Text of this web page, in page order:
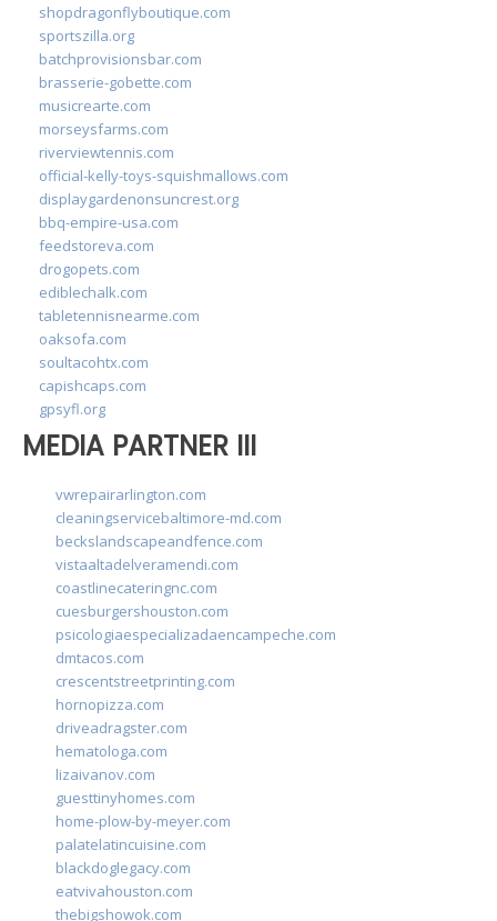
shopdragonflyboutique.com
sportszilla.org
batchprovisionsbar.com
brasserie-gobette.com
musicrearte.com
morseysfarms.com
riverviewtennis.com
official-kelly-toys-squishmallows.com
displaygardenonsuncrest.org
bbq-empire-usa.com
feedstoreva.com
drogopets.com
ediblechalk.com
tabletennisnearme.com
oaksofa.com
soultacohtx.com
capishcaps.com
gpsyfl.org
MEDIA PARTNER III
vwrepairarlington.com
cleaningservicebaltimore-md.com
beckslandscapeandfence.com
vistaaltadelveramendi.com
coastlinecateringnc.com
cuesburgershouston.com
psicologiaespecializadaencampeche.com
dmtacos.com
crescentstreetprinting.com
hornopizza.com
driveadragster.com
hematologa.com
lizaivanov.com
guesttinyhomes.com
home-plow-by-meyer.com
palatelatincuisine.com
blackdoglegacy.com
eatvivahouston.com
thebigshowok.com